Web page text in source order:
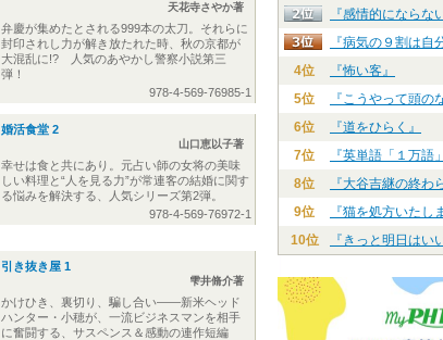
天花寺さやか著
弁慶が集めたとされる999本の太刀。それらに
封印されし力が解き放たれた時、秋の京都が
大混乱に!? 人気のあやかし警察小説第三
弾！
978-4-569-76985-1
婚活食堂 2
山口恵以子著
幸せは食と共にあり。元占い師の女将の美味
しい料理と“人を見る力”が常連客の結婚に関す
る悩みを解決する、人気シリーズ第2弾。
978-4-569-76972-1
引き抜き屋 1
雫井脩介著
かけひき、裏切り、騙し合い――新米ヘッド
ハンター・小穂が、一流ビジネスマンを相手
に奮闘する、サスペンス＆感動の連作短編
『感情的にならな
『病気の９割は自
4位
『怖い客』
5位
『こうやって頭の
6位
『道をひらく』
7位
『英単語「１万語
8位
『大谷吉継の終わ
9位
『猫を処方いたし
10位
『きっと明日はい